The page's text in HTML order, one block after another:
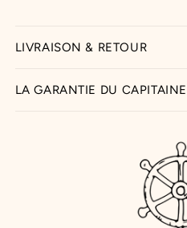
LIVRAISON & RETOUR
LA GARANTIE DU CAPITAINE